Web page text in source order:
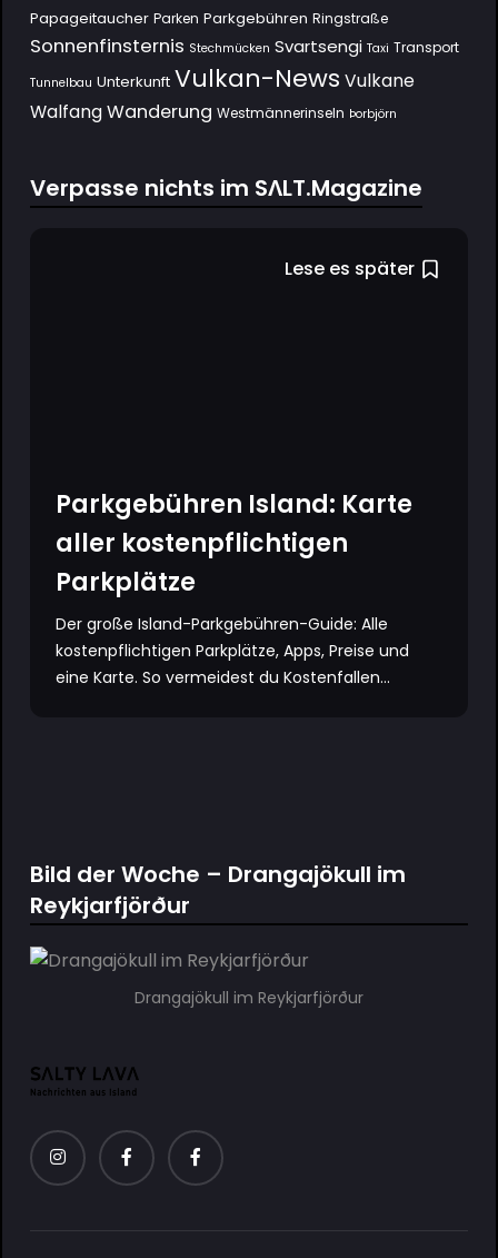
Papageitaucher Parken Parkgebühren Ringstraße
Sonnenfinsternis Stechmücken Svartsengi Taxi Transport
Tunnelbau Unterkunft Vulkan-News Vulkane
Walfang Wanderung Westmännerinseln Þorbjörn
Verpasse nichts im SΛLT.Magazine
Lese es später
Parkgebühren Island: Karte
aller kostenpflichtigen
Parkplätze
Der große Island-Parkgebühren-Guide: Alle
kostenpflichtigen Parkplätze, Apps, Preise und
eine Karte. So vermeidest du Kostenfallen...
Bild der Woche – Drangajökull im
Reykjarfjörður
Drangajökull im Reykjarfjörður